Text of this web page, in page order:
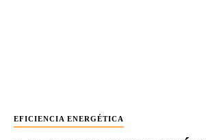
EFICIENCIA ENERGÉTICA